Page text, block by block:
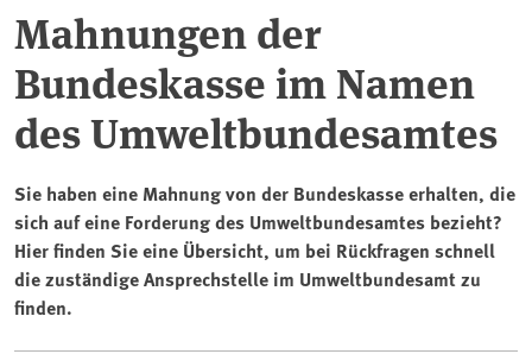
Mahnungen der
Bundeskasse im Namen
des Umweltbundesamtes
Sie haben eine Mahnung von der Bundeskasse erhalten, die
sich auf eine Forderung des Umweltbundesamtes bezieht?
Hier finden Sie eine Übersicht, um bei Rückfragen schnell
die zuständige Ansprechstelle im Umweltbundesamt zu
finden.